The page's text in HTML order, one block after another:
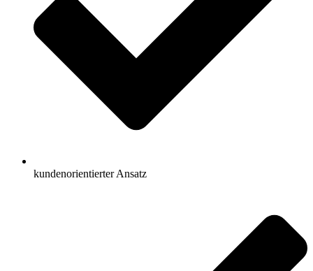
kundenorientierter Ansatz